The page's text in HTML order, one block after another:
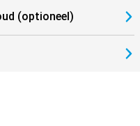
(optioneel)